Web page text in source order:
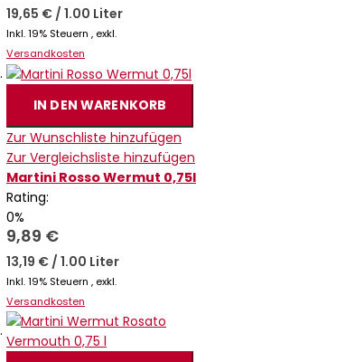
19,65 € / 1.00 Liter
Inkl. 19% Steuern , exkl.
Versandkosten
IN DEN WARENKORB
Zur Wunschliste hinzufügen
Zur Vergleichsliste hinzufügen
Martini Rosso Wermut 0,75l
Rating:
0%
9,89 €
13,19 € / 1.00 Liter
Inkl. 19% Steuern , exkl.
Versandkosten